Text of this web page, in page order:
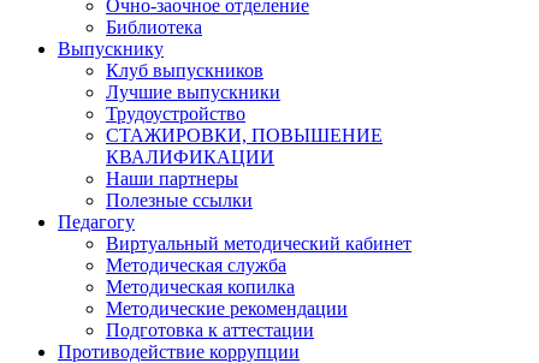
Очно-заочное отделение
Библиотека
Выпускнику
Клуб выпускников
Лучшие выпускники
Трудоустройство
СТАЖИРОВКИ, ПОВЫШЕНИЕ
КВАЛИФИКАЦИИ
Наши партнеры
Полезные ссылки
Педагогу
Виртуальный методический кабинет
Методическая служба
Методическая копилка
Методические рекомендации
Подготовка к аттестации
Противодействие коррупции